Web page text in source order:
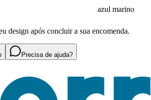
azul marino
design após concluir a sua encomenda.
Precisa de ajuda?